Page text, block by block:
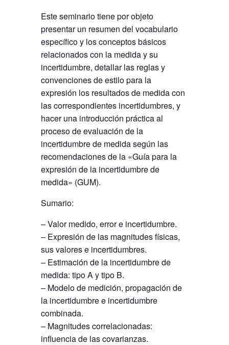
Este seminario tiene por objeto
presentar un resumen del vocabulario
específico y los conceptos básicos
relacionados con la medida y su
incertidumbre, detallar las reglas y
convenciones de estilo para la
expresión los resultados de medida con
las correspondientes incertidumbres, y
hacer una introducción práctica al
proceso de evaluación de la
incertidumbre de medida según las
recomendaciones de la «Guía para la
expresión de la incertidumbre de
medida» (GUM).
Sumario:
– Valor medido, error e incertidumbre.
– Expresión de las magnitudes físicas,
sus valores e incertidumbres.
– Estimación de la incertidumbre de
medida: tipo A y tipo B.
– Modelo de medición, propagación de
la incertidumbre e incertidumbre
combinada.
– Magnitudes correlacionadas:
influencia de las covarianzas.